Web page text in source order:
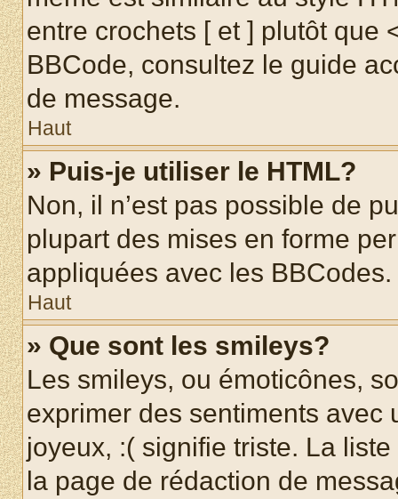
entre crochets [ et ] plutôt que
BBCode, consultez le guide
de message.
Haut
» Puis-je utiliser le HTML?
Non, il n’est pas possible de
plupart des mises en forme
appliquées avec les BBCodes.
Haut
» Que sont les smileys?
Les smileys, ou émoticônes,
exprimer des sentiments avec
joyeux, :( signifie triste. La
la page de rédaction de